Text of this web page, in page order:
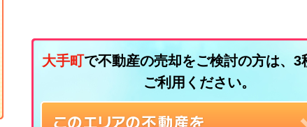
大手町で不動産の売却をご検討の方は、3
ご利用ください。